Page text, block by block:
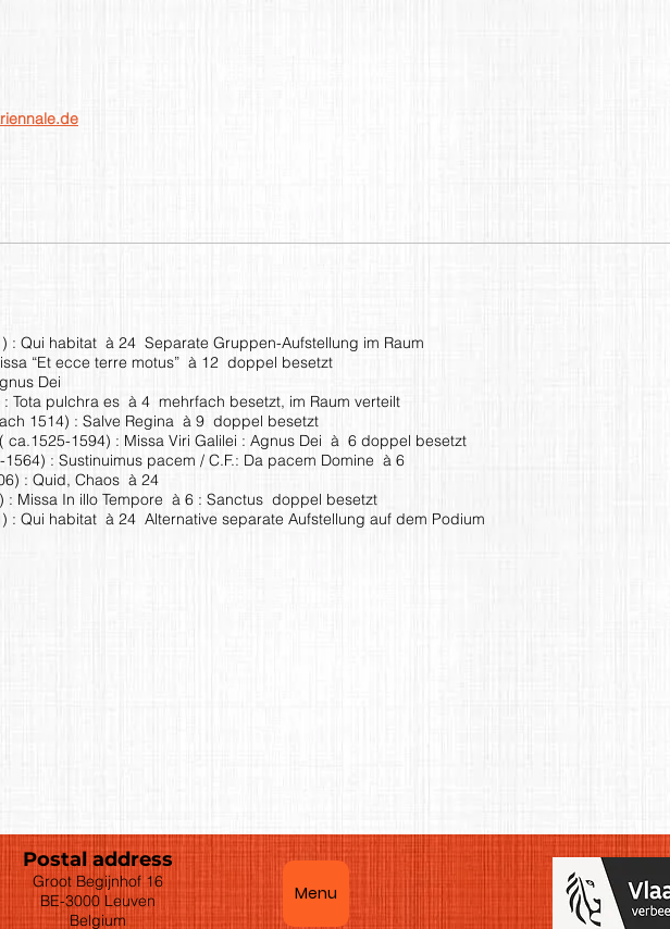
: Qui habitat à 24 Separate Gruppen-Aufstellung im Raum
“Et ecce terre motus” à 12 doppel besetzt
Dei
Tota pulchra es à 4 mehrfach besetzt, im Raum verteilt
1514) : Salve Regina à 9 doppel besetzt
ca.1525-1594) : Missa Viri Galilei : Agnus Dei à 6 doppel besetzt
: Sustinuimus pacem / C.F.: Da pacem Domine à 6
: Quid, Chaos à 24
Missa In illo Tempore à 6 : Sanctus doppel besetzt
: Qui habitat à 24 Alternative separate Aufstellung auf dem Podium
Postal address
Groot Begijnhof 16
BE-3000 Leuven
Belgium
Menu